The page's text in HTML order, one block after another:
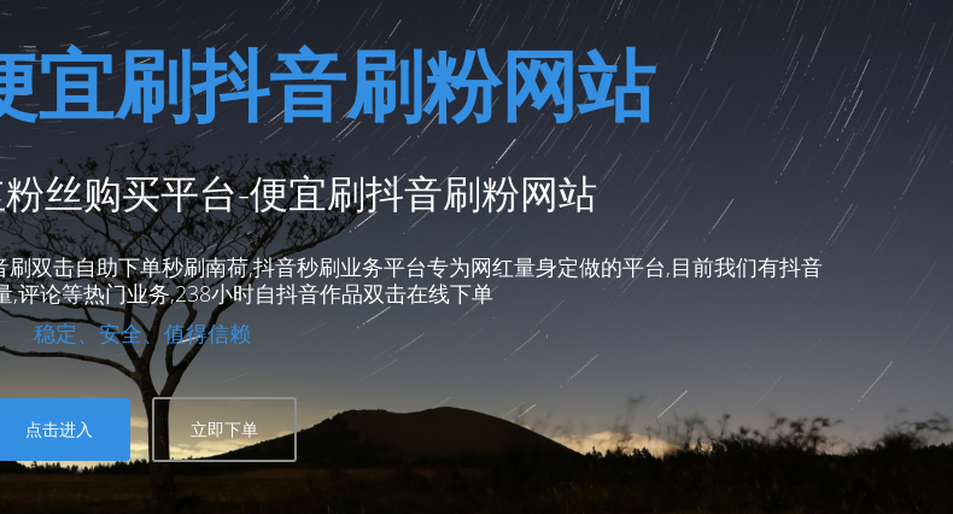
宜刷抖音刷粉网站
丝购买平台-便宜刷抖音刷粉网站
双击自助下单秒刷南荷,抖音秒刷业务平台专为网红量身定做的平台,目前我们有抖音
,评论等热门业务,238小时自抖音作品双击在线下单
稳定、安全、值得信赖
点击进入 立即下单